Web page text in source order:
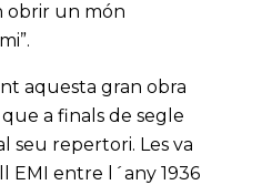
obrir un món
aquesta gran obra
a finals de segle
seu repertori. Les va
EMI entre l´any 1936